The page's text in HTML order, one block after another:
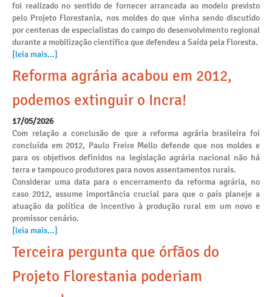
foi realizado no sentido de fornecer arrancada ao modelo previsto
pelo Projeto Florestania, nos moldes do que vinha sendo discutido
por centenas de especialistas do campo do desenvolvimento regional
durante a mobilização científica que defendeu a Saída pela Floresta.
[leia mais...]
Reforma agrária acabou em 2012,
podemos extinguir o Incra!
17/05/2026
Com relação a conclusão de que a reforma agrária brasileira foi
concluída em 2012, Paulo Freire Mello defende que nos moldes e
para os objetivos definidos na legislação agrária nacional não há
terra e tampouco produtores para novos assentamentos rurais.
Considerar uma data para o encerramento da reforma agrária, no
caso 2012, assume importância crucial para que o país planeje a
atuação da política de incentivo à produção rural em um novo e
promissor cenário.
[leia mais...]
Terceira pergunta que órfãos do
Projeto Florestania poderiam